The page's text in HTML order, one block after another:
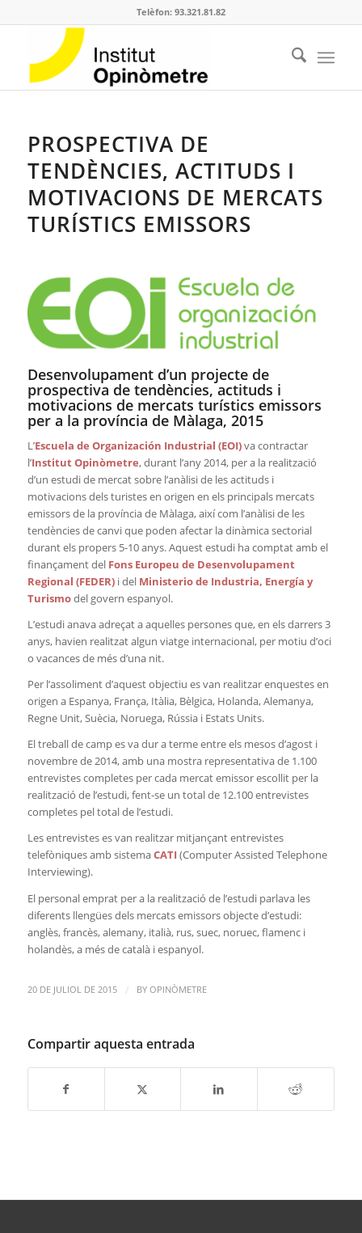
Telèfon: 93.321.81.82
PROSPECTIVA DE
TENDÈNCIES, ACTITUDS I
MOTIVACIONS DE MERCATS
TURÍSTICS EMISSORS
Desenvolupament d’un projecte de
prospectiva de tendències, actituds i
motivacions de mercats turístics emissors
per a la província de Màlaga, 2015
L’Escuela de Organización Industrial (EOI)va contractar
l’Institut Opinòmetre, durant l’any 2014, per a la realització
d’un estudi de mercat sobre l’anàlisi de les actituds i
motivacions dels turistes en origen en els principals mercats
emissors de la província de Màlaga, així com l’anàlisi de les
tendències de canvi que poden afectar la dinàmica sectorial
durant els propers 5-10 anys. Aquest estudi ha comptat amb el
finançament del Fons Europeu de Desenvolupament
Regional (FEDER)i del Ministerio de Industria, Energía y
Turismodel govern espanyol.
L’estudi anava adreçat a aquelles persones que, en els darrers 3
anys, havien realitzat algun viatge internacional, per motiu d’oci
o vacances de més d’una nit.
Per l’assoliment d’aquest objectiu es van realitzar enquestes en
origen a Espanya, França, Itàlia, Bèlgica, Holanda, Alemanya,
Regne Unit, Suècia, Noruega, Rússia i Estats Units.
El treball de camp es va dur a terme entre els mesos d’agost i
novembre de 2014, amb una mostra representativa de 1.100
entrevistes completes per cada mercat emissor escollit per la
realització de l’estudi, fent-se un total de 12.100 entrevistes
completes pel total de l’estudi.
Les entrevistes es van realitzar mitjançant entrevistes
telefòniques amb sistemaCATI (Computer Assisted Telephone
Interviewing).
El personal emprat per a la realització de l’estudi parlava les
diferents llengües dels mercats emissors objecte d’estudi:
anglès, francès, alemany, italià, rus, suec, noruec, flamenc i
holandès, a més de català i espanyol.
20 DE JULIOL DE 2015 / BY OPINÒMETRE
Compartir aquesta entrada